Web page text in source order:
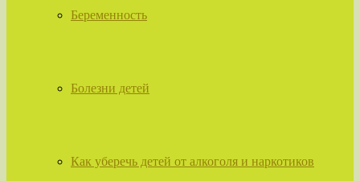
Беременность
Болезни детей
Как уберечь детей от алкоголя и наркотиков